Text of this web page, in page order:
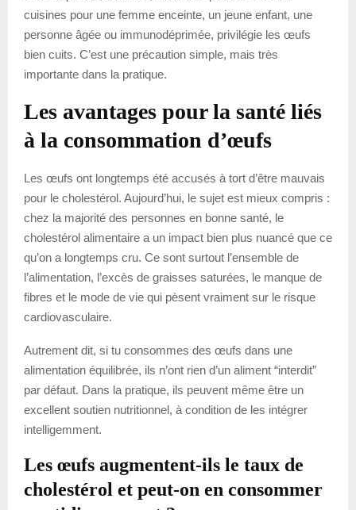
cuisines pour une femme enceinte, un jeune enfant, une
personne âgée ou immunodéprimée, privilégie les œufs
bien cuits. C’est une précaution simple, mais très
importante dans la pratique.
Les avantages pour la santé liés
à la consommation d’œufs
Les œufs ont longtemps été accusés à tort d’être mauvais
pour le cholestérol. Aujourd’hui, le sujet est mieux compris :
chez la majorité des personnes en bonne santé, le
cholestérol alimentaire a un impact bien plus nuancé que ce
qu’on a longtemps cru. Ce sont surtout l’ensemble de
l’alimentation, l’excès de graisses saturées, le manque de
fibres et le mode de vie qui pèsent vraiment sur le risque
cardiovasculaire.
Autrement dit, si tu consommes des œufs dans une
alimentation équilibrée, ils n’ont rien d’un aliment “interdit”
par défaut. Dans la pratique, ils peuvent même être un
excellent soutien nutritionnel, à condition de les intégrer
intelligemment.
Les œufs augmentent-ils le taux de
cholestérol et peut-on en consommer